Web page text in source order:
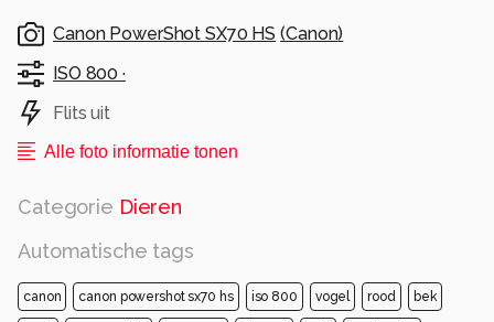
Canon PowerShot SX70 HS (Canon)
ISO 800 ·
Flits uit
Alle foto informatie tonen
Categorie Dieren
Automatische tags
canon canon powershot sx70 hs iso 800 vogel rood bek